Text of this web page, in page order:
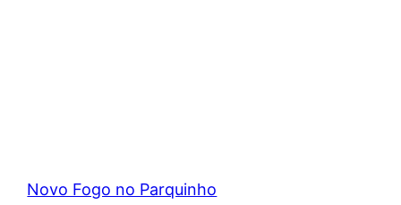
Novo Fogo no Parquinho